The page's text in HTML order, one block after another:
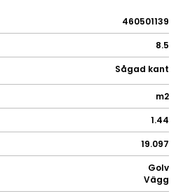
460501139
8.5
Sågad kant
m2
1.44
19.097
Golv
Vägg